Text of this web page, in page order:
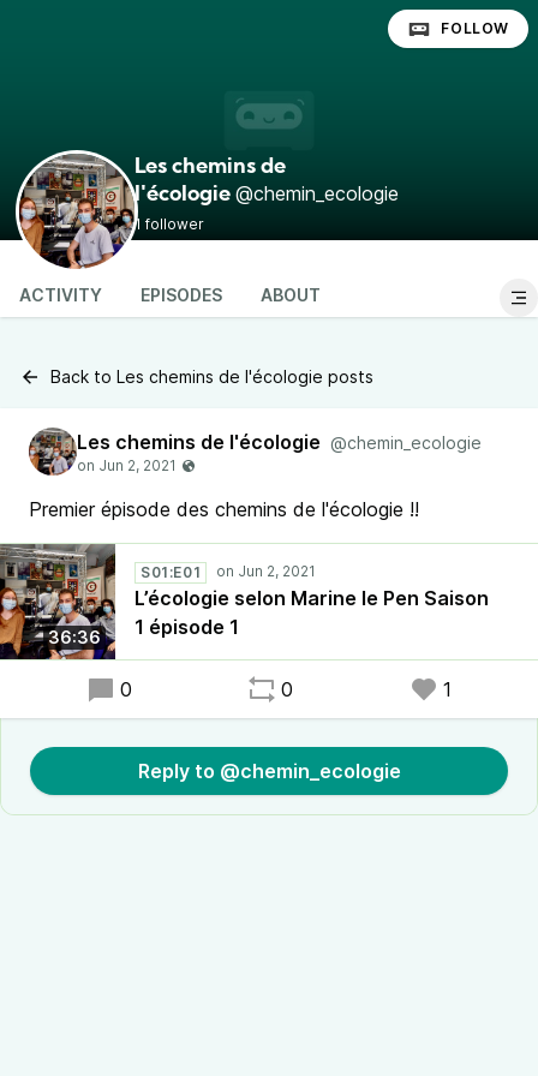
Les chemins de
l'écologie @chemin_ecologie
1 follower
FOLLOW
ACTIVITY EPISODES ABOUT
Back to Les chemins de l'écologie posts
Les chemins de l'écologie @chemin_ecologie
Premier épisode des chemins de l'écologie !!
36:36
S01:E01
L’écologie selon Marine le Pen Saison
1 épisode 1
0 0 1
Reply to @chemin_ecologie